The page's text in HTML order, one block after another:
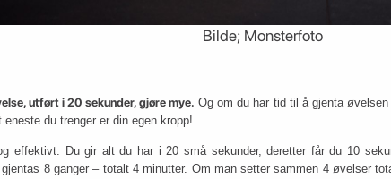
Bilde; Monsterfoto
utført i 20 sekunder, gjøre mye. Og om du har tid til å gjenta
du trenger er din egen kropp!
effektivt. Du gir alt du har i 20 små sekunder, deretter får du 10
8 ganger – totalt 4 minutter. Om man setter sammen 4 øvelser